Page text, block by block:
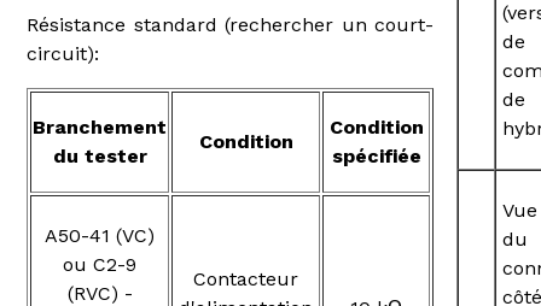
Résistance standard (rechercher un court-
circuit):
Branchement
du tester
Condition
Condition
spécifiée
A50-41 (VC)
ou C2-9
(RVC) -
Contacteur
de
de
du
côté